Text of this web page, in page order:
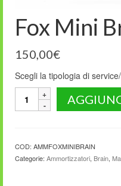
Fox Mini
150,00€
Scegli la tipologia di
Mini
COD: AMMFOXMINIBRAIN
Categorie: Ammortizzatori, Brain,